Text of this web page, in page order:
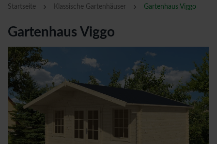
Startseite › Klassische Gartenhäuser › Gartenhaus Viggo
Gartenhaus Viggo